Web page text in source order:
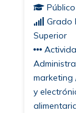
Público
Grado
Superior
marketing
y